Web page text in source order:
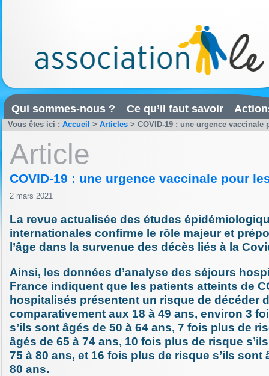
Qui sommes-nous ? Ce qu’il faut savoir
Vous êtes ici : Accueil > Articles > COVID-19 : une urgence
Article
COVID-19 : une urgence vaccinale pour
2 mars 2021
La revue actualisée des études
internationales confirme le rôle majeur et
l’âge dans la survenue des décès liés à la
Ainsi, les données d’analyse des séjours
France indiquent que les patients atteints de
hospitalisés présentent un risque de décéder
comparativement aux 18 à 49 ans, environ 3
s’ils sont âgés de 50 à 64 ans, 7 fois plus de
âgés de 65 à 74 ans, 10 fois plus de risque
75 à 80 ans, et 16 fois plus de risque s’ils sont
80 ans.